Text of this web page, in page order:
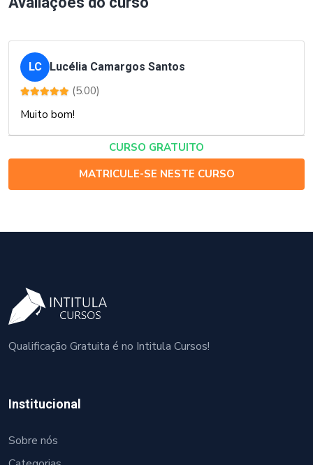
LC Lucélia Camargos Santos
(5.00)
Muito bom!
CURSO GRATUITO
MATRICULE-SE NESTE CURSO
Qualificação Gratuita é no Intitula Cursos!
Institucional
Sobre nós